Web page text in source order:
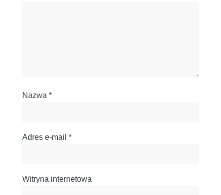
Nazwa *
Adres e-mail *
Witryna internetowa